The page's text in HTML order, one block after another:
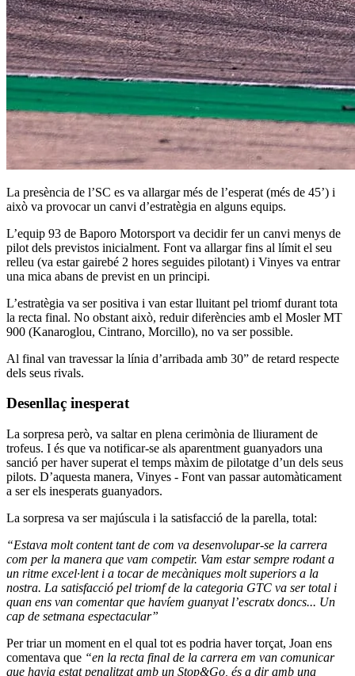
La presència de l’SC es va allargar més de l’esperat (més de 45’) i
això va provocar un canvi d’estratègia en alguns equips.
L’equip 93 de Baporo Motorsport va decidir fer un canvi menys de
pilot dels previstos inicialment. Font va allargar fins al límit el seu
relleu (va estar gairebé 2 hores seguides pilotant) i Vinyes va entrar
una mica abans de previst en un principi.
L’estratègia va ser positiva i van estar lluitant pel triomf durant tota
la recta final. No obstant això, reduir diferències amb el Mosler MT
900 (Kanaroglou, Cintrano, Morcillo), no va ser possible.
Al final van travessar la línia d’arribada amb 30” de retard respecte
dels seus rivals.
Desenllaç inesperat
La sorpresa però, va saltar en plena cerimònia de lliurament de
trofeus. I és que va notificar-se als aparentment guanyadors una
sanció per haver superat el temps màxim de pilotatge d’un dels seus
pilots. D’aquesta manera, Vinyes - Font van passar automàticament
a ser els inesperats guanyadors.
La sorpresa va ser majúscula i la satisfacció de la parella, total:
“Estava molt content tant de com va desenvolupar-se la carrera
com per la manera que vam competir. Vam estar sempre rodant a
un ritme excel·lent i a tocar de mecàniques molt superiors a la
nostra. La satisfacció pel triomf de la categoria GTC va ser total i
quan ens van comentar que havíem guanyat l’escratx doncs... Un
cap de setmana espectacular”
Per triar un moment en el qual tot es podria haver torçat, Joan ens
comentava que “en la recta final de la carrera em van comunicar
que havia estat penalitzat amb un Stop&Go, és a dir amb una